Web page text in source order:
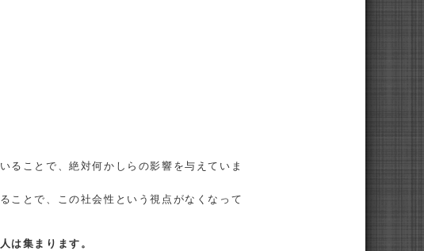
ることで、絶対何かしらの影響を与えていま
ことで、この社会性という視点がなくなって
は集まります。